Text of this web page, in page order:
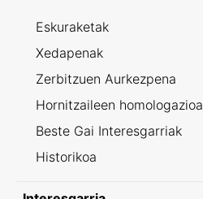
Eskuraketak
Xedapenak
Zerbitzuen Aurkezpena
Hornitzaileen homologazioa
Beste Gai Interesgarriak
Historikoa